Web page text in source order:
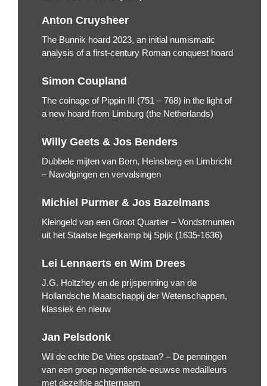
Anton Cruysheer
The Bunnik hoard 2023, an initial numismatic
analysis of a first-century Roman conquest hoard
Simon Coupland
The coinage of Pippin III (751 – 768) in the light of
a new hoard from Limburg (the Netherlands)
Willy Geets & Jos Benders
Dubbele mijten van Born, Heinsberg en Limbricht
– Navolgingen en vervalsingen
Michiel Purmer & Jos Bazelmans
Kleingeld van een Groot Quartier – Vondstmunten
uit het Staatse legerkamp bij Spijk (1635-1636)
Lei Lennaerts en Wim Drees
J.G. Holtzhey en de prijspenning van de
Hollandsche Maatschappij der Wetenschappen,
klassiek én nieuw
Jan Pelsdonk
Wil de echte De Vries opstaan? – De penningen
van een groep negentiende-eeuwse medailleurs
met dezelfde achternaam